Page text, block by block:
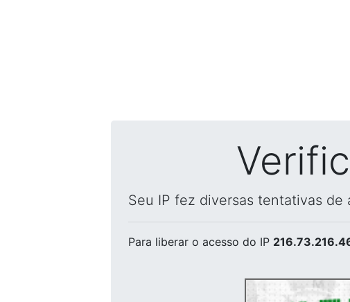
Seu IP fez diversas tentativas
Para liberar o acesso do IP